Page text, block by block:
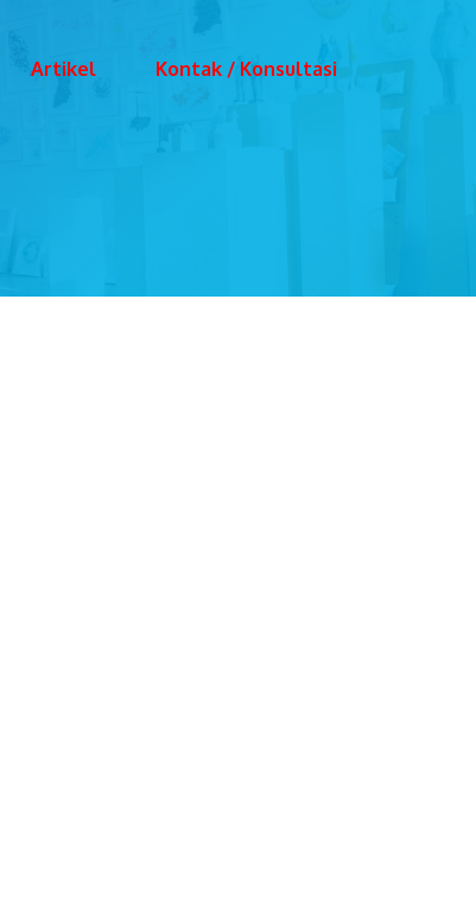
Artikel Kontak / Konsultasi